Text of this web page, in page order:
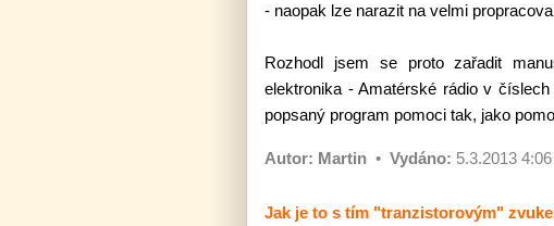
- naopak lze narazit na velmi
Rozhodl jsem se proto zařadit
elektronika - Amatérské rádio v
popsaný program pomoci tak, jako
Autor: Martin • Vydáno: 5.3.2013
Jak je to s tím "tranzistorovým"